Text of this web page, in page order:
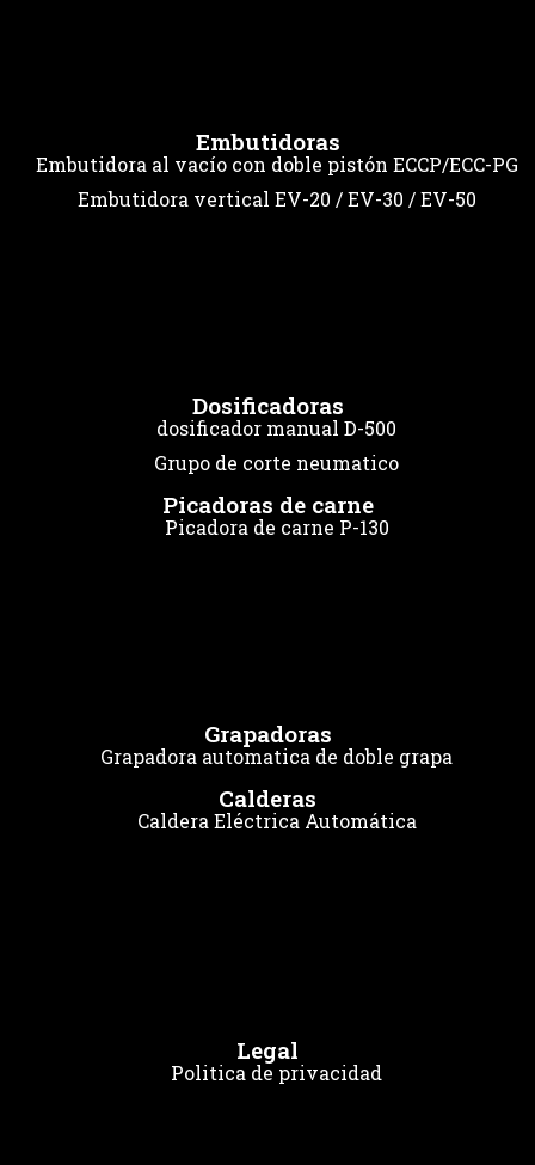
Embutidoras
Embutidora al vacío con doble pistón ECCP/ECC-PG
Embutidora vertical EV-20 / EV-30 / EV-50
Dosificadoras
dosificador manual D-500
Grupo de corte neumatico
Picadoras de carne
Picadora de carne P-130
Grapadoras
Grapadora automatica de doble grapa
Calderas
Caldera Eléctrica Automática
Legal
Politica de privacidad